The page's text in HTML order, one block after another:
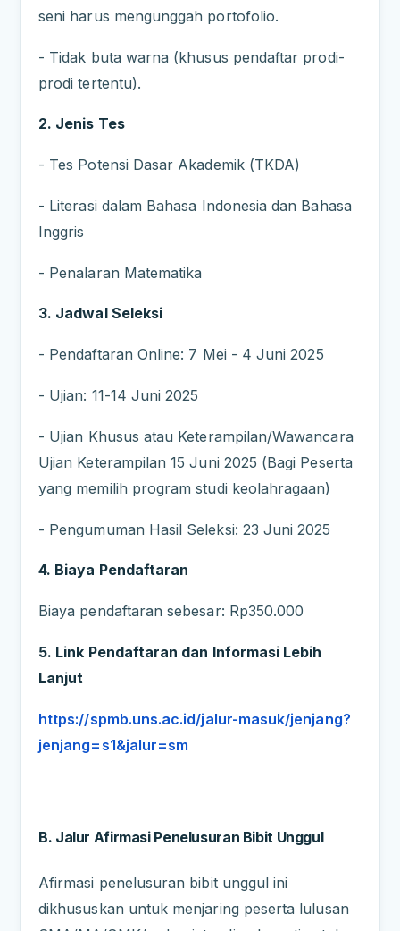
seni harus mengunggah portofolio.
- Tidak buta warna (khusus pendaftar prodi-
prodi tertentu).
2. Jenis Tes
- Tes Potensi Dasar Akademik (TKDA)
- Literasi dalam Bahasa Indonesia dan Bahasa
Inggris
- Penalaran Matematika
3. Jadwal Seleksi
- Pendaftaran Online: 7 Mei - 4 Juni 2025
- Ujian: 11-14 Juni 2025
- Ujian Khusus atau Keterampilan/Wawancara
Ujian Keterampilan 15 Juni 2025 (Bagi Peserta
yang memilih program studi keolahragaan)
- Pengumuman Hasil Seleksi: 23 Juni 2025
4. Biaya Pendaftaran
Biaya pendaftaran sebesar: Rp350.000
5. Link Pendaftaran dan Informasi Lebih
Lanjut
https://spmb.uns.ac.id/jalur-masuk/jenjang?
jenjang=s1&jalur=sm
B. Jalur Afirmasi Penelusuran Bibit Unggul
Afirmasi penelusuran bibit unggul ini
dikhususkan untuk menjaring peserta lulusan